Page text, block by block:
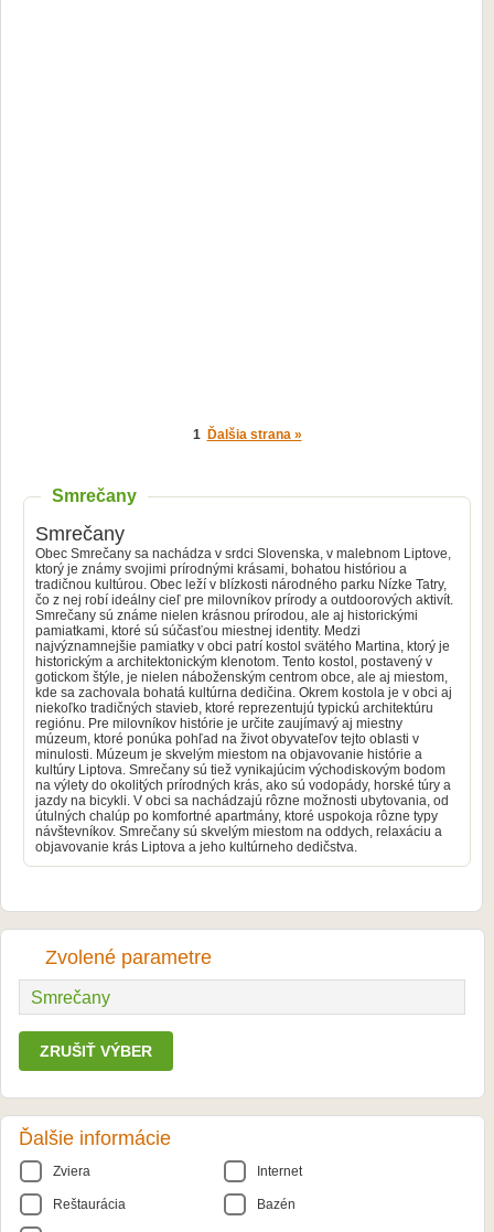
1 Ďalšia strana »
Smrečany
Smrečany
Obec Smrečany sa nachádza v srdci Slovenska, v malebnom Liptove,
ktorý je známy svojimi prírodnými krásami, bohatou históriou a
tradičnou kultúrou. Obec leží v blízkosti národného parku Nízke Tatry,
čo z nej robí ideálny cieľ pre milovníkov prírody a outdoorových aktivít.
Smrečany sú známe nielen krásnou prírodou, ale aj historickými
pamiatkami, ktoré sú súčasťou miestnej identity. Medzi
najvýznamnejšie pamiatky v obci patrí kostol svätého Martina, ktorý je
historickým a architektonickým klenotom. Tento kostol, postavený v
gotickom štýle, je nielen náboženským centrom obce, ale aj miestom,
kde sa zachovala bohatá kultúrna dedičina. Okrem kostola je v obci aj
niekoľko tradičných stavieb, ktoré reprezentujú typickú architektúru
regiónu. Pre milovníkov histórie je určite zaujímavý aj miestny
múzeum, ktoré ponúka pohľad na život obyvateľov tejto oblasti v
minulosti. Múzeum je skvelým miestom na objavovanie histórie a
kultúry Liptova. Smrečany sú tiež vynikajúcim východiskovým bodom
na výlety do okolitých prírodných krás, ako sú vodopády, horské túry a
jazdy na bicykli. V obci sa nachádzajú rôzne možnosti ubytovania, od
útulných chalúp po komfortné apartmány, ktoré uspokoja rôzne typy
návštevníkov. Smrečany sú skvelým miestom na oddych, relaxáciu a
objavovanie krás Liptova a jeho kultúrneho dedičstva.
Zvolené parametre
Smrečany
ZRUŠIŤ VÝBER
Ďalšie informácie
Zviera Internet
Reštaurácia Bazén